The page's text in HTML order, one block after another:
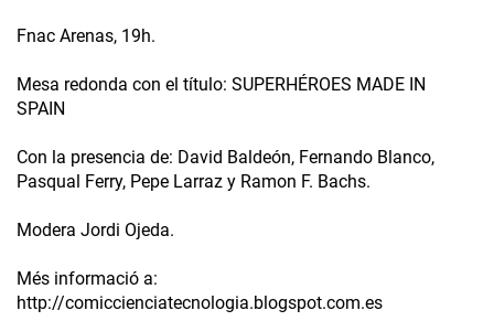
Fnac Arenas, 19h.
Mesa redonda con el título: SUPERHÉROES MADE IN
SPAIN
Con la presencia de: David Baldeón, Fernando Blanco,
Pasqual Ferry, Pepe Larraz y Ramon F. Bachs.
Modera Jordi Ojeda.
Més informació a:
http://comiccienciatecnologia.blogspot.com.es